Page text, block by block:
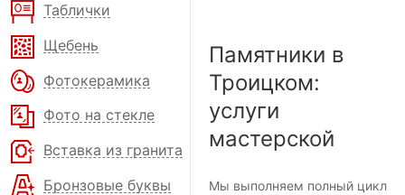
Таблички
Щебень
Фотокерамика
Фото на стекле
Вставка из гранита
Бронзовые буквы
Памятники в
Троицком:
услуги
мастерской
Мы выполняем полный цикл